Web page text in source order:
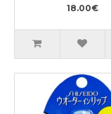
barojošām18.00€